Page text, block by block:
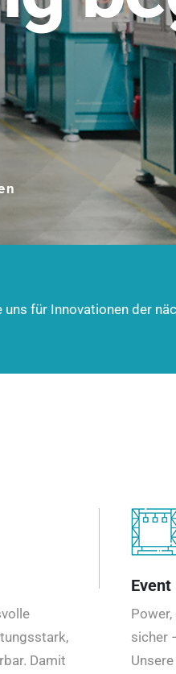
Stecksystem für
IP-geschützt und
Jetzt entdecken
uns für Innovationen der
Damit
Event
sicher